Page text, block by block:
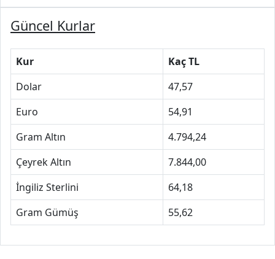
Güncel Kurlar
Kur
Kaç TL
Dolar
47,57
Euro
54,91
Gram Altın
4.794,24
Çeyrek Altın
7.844,00
İngiliz Sterlini
64,18
Gram Gümüş
55,62